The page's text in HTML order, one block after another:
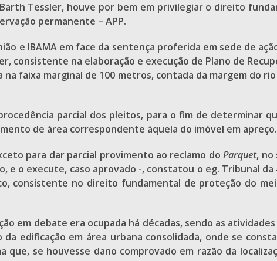
Tessler, houve por bem em privilegiar o direito
permanente – APP.
e IBAMA em face da sentença proferida em sede de
consistente na elaboração e execução de Plano de
faixa marginal de 100 metros, contada da margem do
parcial dos pleitos, para o fim de determinar
de área correspondente àquela do imóvel em apreço.
para dar parcial provimento ao reclamo doParquet, no
o execute, caso aprovado -, constatou o eg. Tribunal da
consistente no direito fundamental de proteção do
em debate era ocupada há décadas, sendo as
edificação em área urbana consolidada, onde se
se houvesse dano comprovado em razão da